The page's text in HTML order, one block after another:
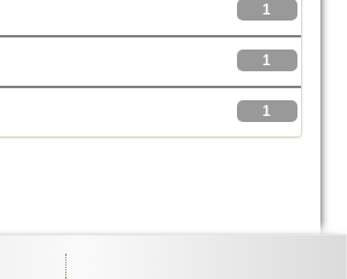
1
1
1